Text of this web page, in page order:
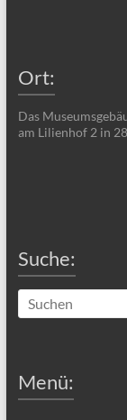
Ort:
Das
am Lilienhof 2 in
Suche:
Menü: